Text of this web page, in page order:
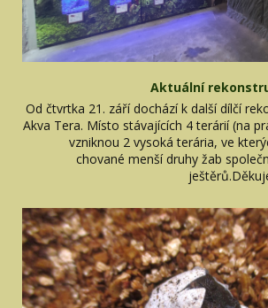
Aktuální
Od čtvrtka 21. září dochází k další dílčí
Akva Tera. Místo stávajících 4 terárií (na
vzniknou 2 vysoká terária, ve
chované menší druhy žab